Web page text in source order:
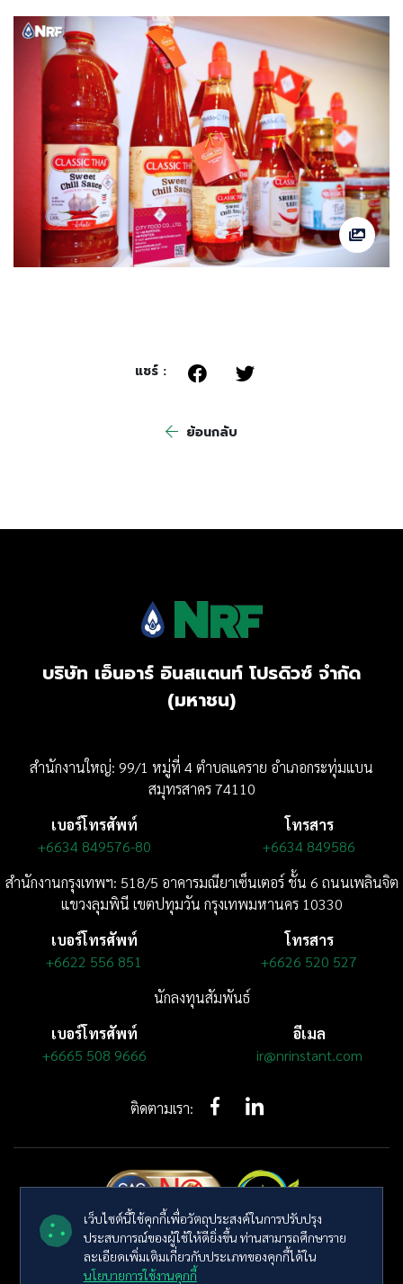
เว็บไซต์นี้ใช้คุกกี้เพื่อวัตถุประสงค์ในการปรับปรุง
ประสบการณ์ของผู้ใช้ให้ดียิ่งขึ้น ท่านสามารถศึกษาราย
ละเอียดเพิ่มเติมเกี่ยวกับประเภทของคุกกี้ได้ใน
นโยบายการใช้งานคุกกี้
แชร์ :
ย้อนกลับ
บริษัท เอ็นอาร์ อินสแตนท์ โปรดิวซ์ จำกัด
(มหาชน)
สำนักงานใหญ่: 99/1 หมู่ที่ 4 ตำบลแคราย อำเภอกระทุ่มแบน
สมุทรสาคร 74110
เบอร์โทรศัพท์
+6634 849576-80
โทรสาร
+6634 849586
สำนักงานกรุงเทพฯ: 518/5 อาคารมณียาเซ็นเตอร์ ชั้น 6 ถนนเพลินจิต
แขวงลุมพินี เขตปทุมวัน กรุงเทพมหานคร 10330
เบอร์โทรศัพท์
+6622 556 851
โทรสาร
+6626 520 527
นักลงทุนสัมพันธ์
เบอร์โทรศัพท์
+6665 508 9666
อีเมล
ir@nrinstant.com
ติดตามเรา:
© ลิขสิทธิ์ พ.ศ. 2569 บริษัท เอ็นอาร์ อินสแตนท์ โปรดิวซ์ จำกัด (มหาชน)
สงวนลิขสิทธิ์